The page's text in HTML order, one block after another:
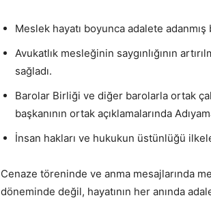
Meslek hayatı boyunca adalete
Avukatlık mesleğinin saygınlığının
sağladı.
Barolar Birliği ve diğer barolarla ortak
başkanının ortak açıklamalarında
İnsan hakları ve hukukun üstünlüğü
Cenaze töreninde ve anma mesajlarında
döneminde değil, hayatının her anında